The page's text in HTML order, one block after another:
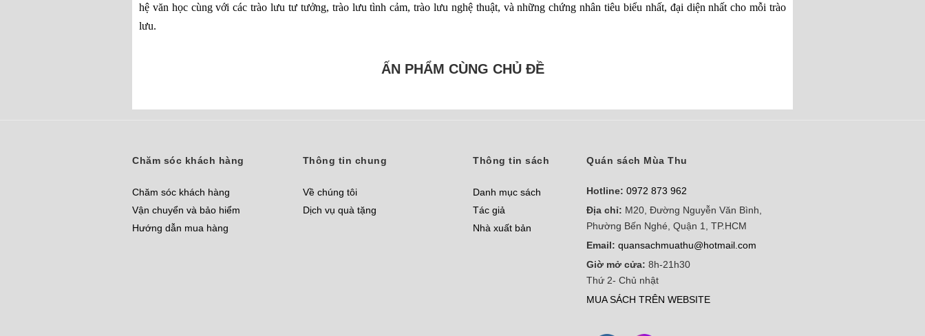
hệ văn học cùng với các trào lưu tư tưởng, trào lưu tình cảm, trào lưu nghệ thuật, và những chứng nhân tiêu biểu nhất, đại diện nhất cho mỗi trào
lưu.
ẤN PHẨM CÙNG CHỦ ĐỀ
Chăm sóc khách hàng
Chăm sóc khách hàng
Vận chuyển và bảo hiểm
Hướng dẫn mua hàng
Thông tin chung
Về chúng tôi
Dịch vụ quà tặng
Thông tin sách
Danh mục sách
Tác giả
Nhà xuất bản
Quán sách Mùa Thu
Hotline: 0972 873 962
Địa chỉ: M20, Đường Nguyễn Văn Bình,
Phường Bến Nghé, Quận 1, TP.HCM
Email: quansachmuathu@hotmail.com
Giờ mở cửa: 8h-21h30
Thứ 2- Chủ nhật
MUA SÁCH TRÊN WEBSITE